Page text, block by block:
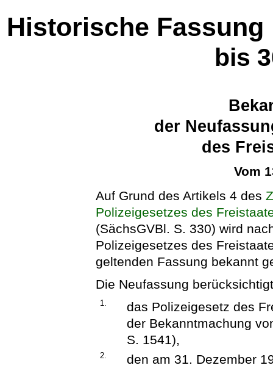
Historische Fassung
bis
der
des
Vom
Auf Grund des Artikels 4 des
Polizeigesetzes des
(SächsGVBl. S. 330) wird
Polizeigesetzes des
geltenden Fassung bekannt
Die Neufassung
1.
das Polizeigesetz des
der Bekanntmachung
S. 1541),
2.
den am 31. Dezember